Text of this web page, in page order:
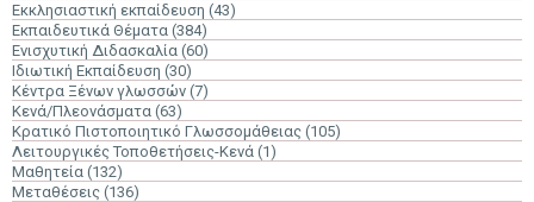
Εκκλησιαστική εκπαίδευση (43)
Εκπαιδευτικά Θέματα (384)
Ενισχυτική Διδασκαλία (60)
Ιδιωτική Εκπαίδευση (30)
Κέντρα Ξένων γλωσσών (7)
Κενά/Πλεονάσματα (63)
Κρατικό Πιστοποιητικό Γλωσσομάθειας (105)
Λειτουργικές Τοποθετήσεις-Κενά (1)
Μαθητεία (132)
Μεταθέσεις (136)